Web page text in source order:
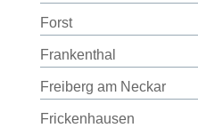
Forst
Frankenthal
Freiberg am Neckar
Frickenhausen